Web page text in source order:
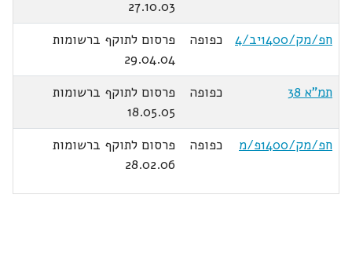
27.10.03
חפ/מק/1400יב/4
כפופה
פרסום לתוקף ברשומות
29.04.04
תמ"א 38
כפופה
פרסום לתוקף ברשומות
18.05.05
חפ/מק/1400פ/מ
כפופה
פרסום לתוקף ברשומות
28.02.06